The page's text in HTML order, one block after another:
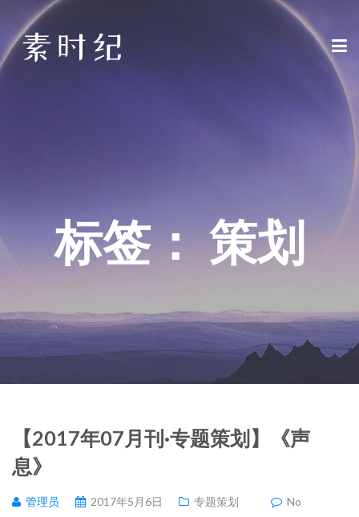
标签：策划
【2017年07月刊·专题策划】《声
息》
管理员 2017年5月6日 专题策划
No